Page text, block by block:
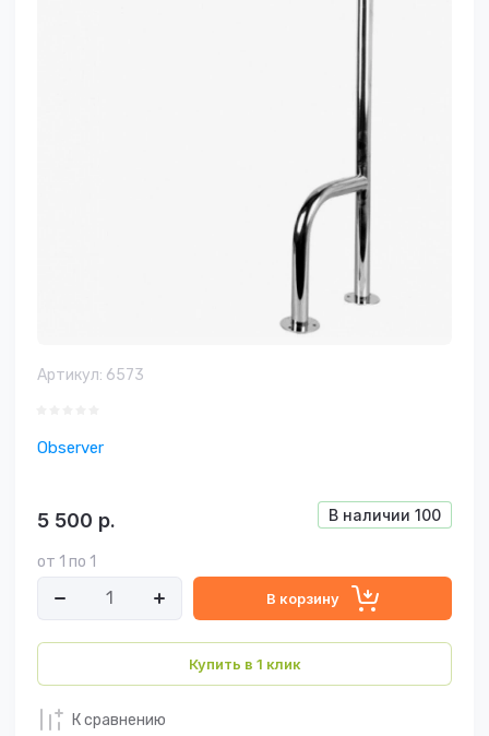
Артикул: 6573
Observer
В наличии 100
5 500 р.
от 1 по 1
В корзину
Купить в 1 клик
К сравнению